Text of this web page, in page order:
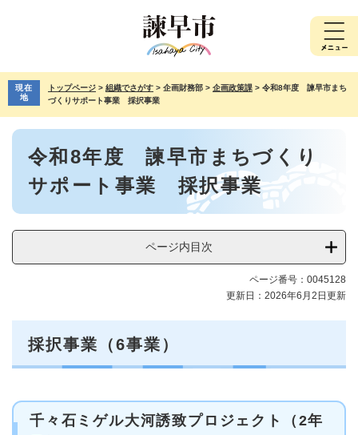
先
で
を
ば
現在
地
トップページ > 組織でさがす > 企画財務部 > 企画政策課 > 令和8年度 諫早市まち
づくりサポート事業 採択事業
本
令和8年度 諫早市まちづくり
サポート事業 採択事業
ページ内目次
ページ番号：0045128
更新日：2026年6月2日更新
採択事業（6事業）
千々石ミゲル大河誘致プロジェクト（2年